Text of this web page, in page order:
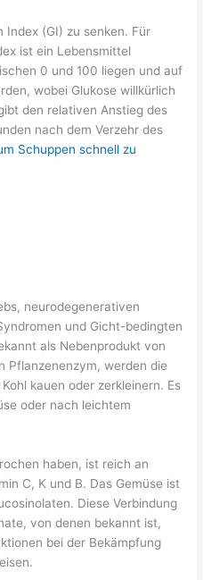
Index (GI) zu senken. Für
ist ein Lebensmittel
0 und 100 liegen und auf
wobei Glukose willkürlich
den relativen Anstieg des
nach dem Verzehr des
Schuppen schnell zu
neurodegenerativen
und Gicht-bedingten
als Nebenprodukt von
Pflanzenenzym, werden die
kauen oder zerkleinern. Es
oder nach leichtem
haben, ist reich an
C, K und B. Das Gemüse ist
Diese Verbindung
von denen bekannt ist,
bei der Bekämpfung